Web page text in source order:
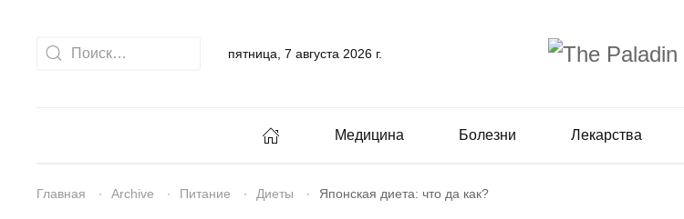
пятница, 7 августа 2026 г.
Медицина Болезни Лекарства
Главная Archive Питание Диеты Японская диета: что да как?